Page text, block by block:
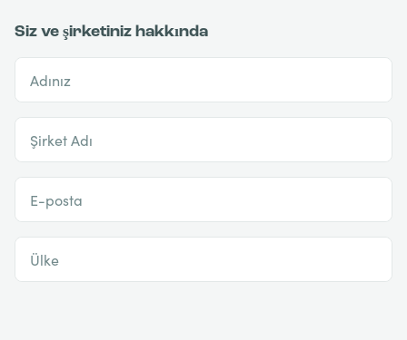
Siz ve şirketiniz hakkında
Adınız
Şirket Adı
E-posta
Ülke